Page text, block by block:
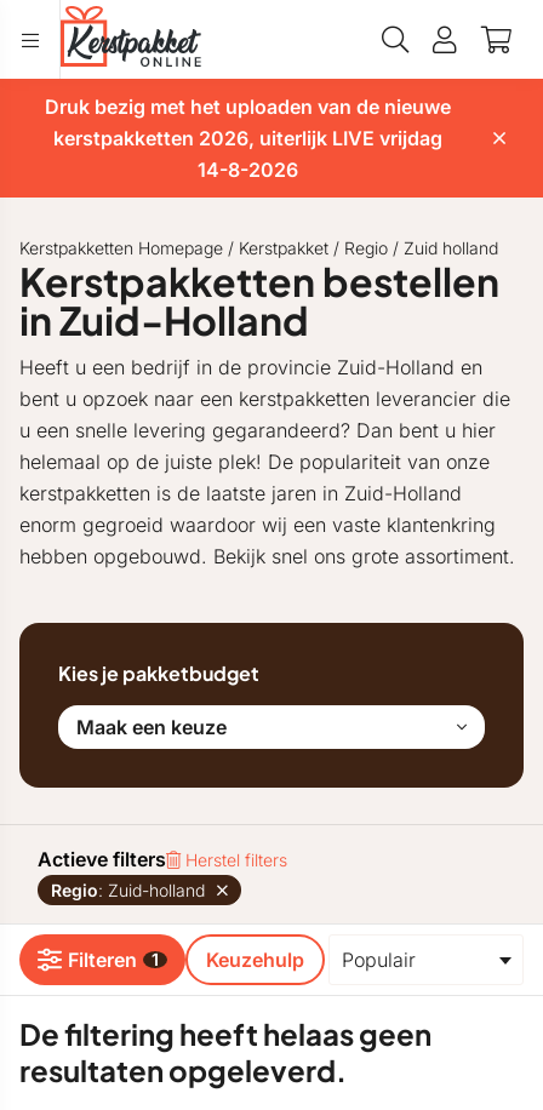
Druk bezig met het uploaden van de nieuwe
kerstpakketten 2026, uiterlijk LIVE vrijdag
14-8-2026
Kerstpakketten Homepage / Kerstpakket / Regio / Zuid holland
Kerstpakketten bestellen
in Zuid-Holland
Heeft u een bedrijf in de provincie Zuid-Holland en
bent u opzoek naar een kerstpakketten leverancier die
u een snelle levering gegarandeerd? Dan bent u hier
helemaal op de juiste plek! De populariteit van onze
kerstpakketten is de laatste jaren in Zuid-Holland
enorm gegroeid waardoor wij een vaste klantenkring
hebben opgebouwd. Bekijk snel ons grote assortiment.
Kies je pakketbudget
Maak een keuze
Actieve filters
Herstel filters
Regio: Zuid-holland
Filteren 1 Keuzehulp
De filtering heeft helaas geen
resultaten opgeleverd.